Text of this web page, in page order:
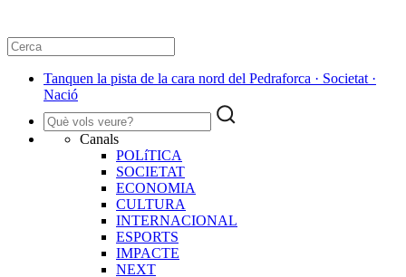
Tanquen la pista de la cara nord del Pedraforca · Societat ·
Nació
Canals
POLíTICA
SOCIETAT
ECONOMIA
CULTURA
INTERNACIONAL
ESPORTS
IMPACTE
NEXT